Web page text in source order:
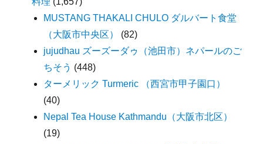
MUSTANG THAKALI CHULO ダルバート食堂
（大阪市中央区）
(82)
jujudhau ズーズーダゥ（池田市）ネパールのご
ちそう (448)
ターメリック Turmeric （西宮市甲子園口）
(40)
Nepal Tea House Kathmandu（大阪市北区）
(19)